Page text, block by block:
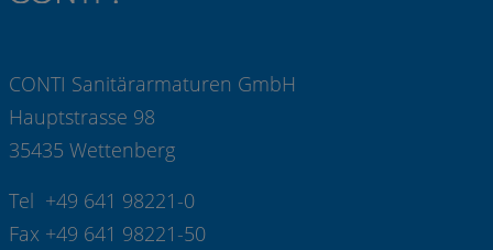
CONTI Sanitärarmaturen GmbH
Hauptstrasse 98
35435 Wettenberg
Tel +49 641 98221-0
Fax +49 641 98221-50